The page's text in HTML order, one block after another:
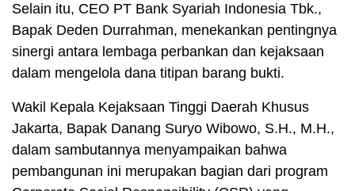
Selain itu, CEO PT Bank Syariah Indonesia Tbk.,
Bapak Deden Durrahman, menekankan pentingnya
sinergi antara lembaga perbankan dan kejaksaan
dalam mengelola dana titipan barang bukti.
Wakil Kepala Kejaksaan Tinggi Daerah Khusus
Jakarta, Bapak Danang Suryo Wibowo, S.H., M.H.,
dalam sambutannya menyampaikan bahwa
pembangunan ini merupakan bagian dari program